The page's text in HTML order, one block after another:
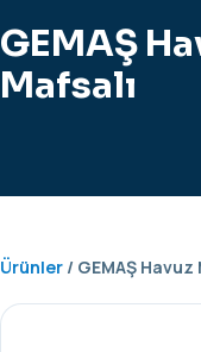
GEMAŞ
Mafsalı
Ürünler / GEMAŞ